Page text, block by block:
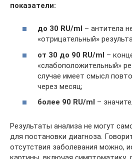
показатели:
до 30 RU/ml – антитела
«отрицательный»
от 30 до 90 RU/ml –
«слабоположительный»
случае имеет смысл
через месяц;
более 90 RU/ml –
Результаты анализа не могут
для постановки диагноза.
отсутствия заболевания можно,